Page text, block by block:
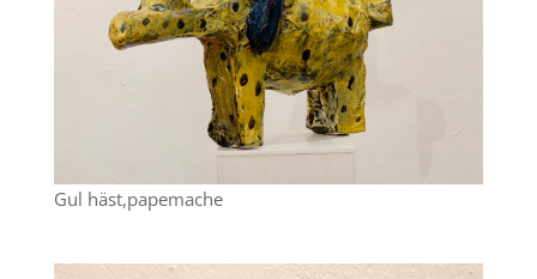
Gul häst,papemache